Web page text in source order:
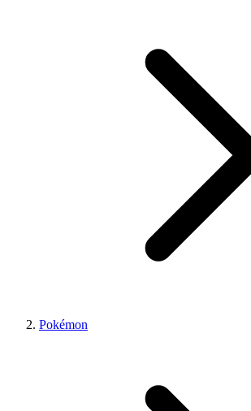
Pokémon